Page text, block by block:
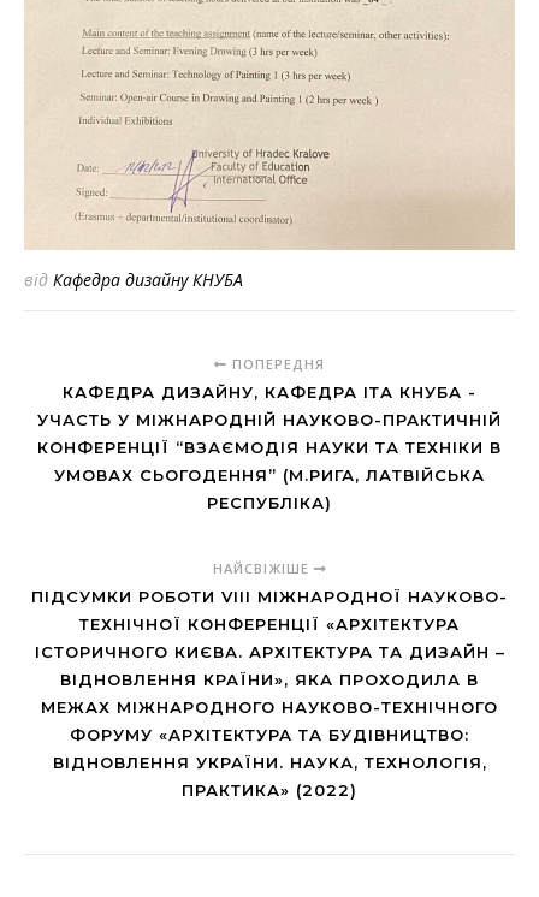
від Кафедра дизайну КНУБА
ПОПЕРЕДНЯ
КАФЕДРА ДИЗАЙНУ, КАФЕДРА ІТА КНУБА -
УЧАСТЬ У МІЖНАРОДНІЙ НАУКОВО-ПРАКТИЧНІЙ
КОНФЕРЕНЦІЇ “ВЗАЄМОДІЯ НАУКИ ТА ТЕХНІКИ В
УМОВАХ СЬОГОДЕННЯ” (М.РИГА, ЛАТВІЙСЬКА
РЕСПУБЛІКА)
НАЙСВІЖІШЕ
ПІДСУМКИ РОБОТИ VIII МІЖНАРОДНОЇ НАУКОВО-
ТЕХНІЧНОЇ КОНФЕРЕНЦІЇ «АРХІТЕКТУРА
ІСТОРИЧНОГО КИЄВА. АРХІТЕКТУРА ТА ДИЗАЙН –
ВІДНОВЛЕННЯ КРАЇНИ», ЯКА ПРОХОДИЛА В
МЕЖАХ МІЖНАРОДНОГО НАУКОВО-ТЕХНІЧНОГО
ФОРУМУ «АРХІТЕКТУРА ТА БУДІВНИЦТВО:
ВІДНОВЛЕННЯ УКРАЇНИ. НАУКА, ТЕХНОЛОГІЯ,
ПРАКТИКА» (2022)